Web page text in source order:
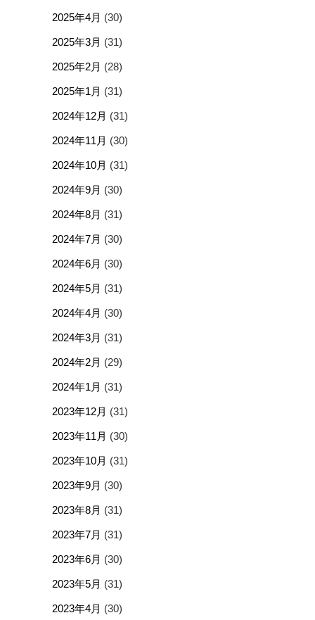
2025年4月 (30)
2025年3月 (31)
2025年2月 (28)
2025年1月 (31)
2024年12月 (31)
2024年11月 (30)
2024年10月 (31)
2024年9月 (30)
2024年8月 (31)
2024年7月 (30)
2024年6月 (30)
2024年5月 (31)
2024年4月 (30)
2024年3月 (31)
2024年2月 (29)
2024年1月 (31)
2023年12月 (31)
2023年11月 (30)
2023年10月 (31)
2023年9月 (30)
2023年8月 (31)
2023年7月 (31)
2023年6月 (30)
2023年5月 (31)
2023年4月 (30)